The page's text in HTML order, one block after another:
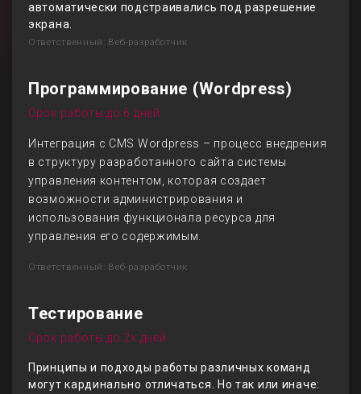
автоматически подстраивались под разрешение
экрана.
Ответственный: Веб-разработчик
Программирование (Wordpress)
Срок работы до 6 дней
Интеграция с CMS Wordpress – процесс внедрения
в структуру разработанного сайта системы
управления контентом, которая создает
возможности администрирования и
использования функционала ресурса для
управления его содержимым.
Ответственный: Веб-разработчик
Тестирование
Срок работы до 2х дней
Принципы и подходы работы различных команд
могут кардинально отличаться. Но так или иначе: